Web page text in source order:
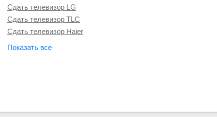
Сдать телевизор LG
Сдать телевизор TLC
Сдать телевизор Haier
Сдать телевизор Hisense